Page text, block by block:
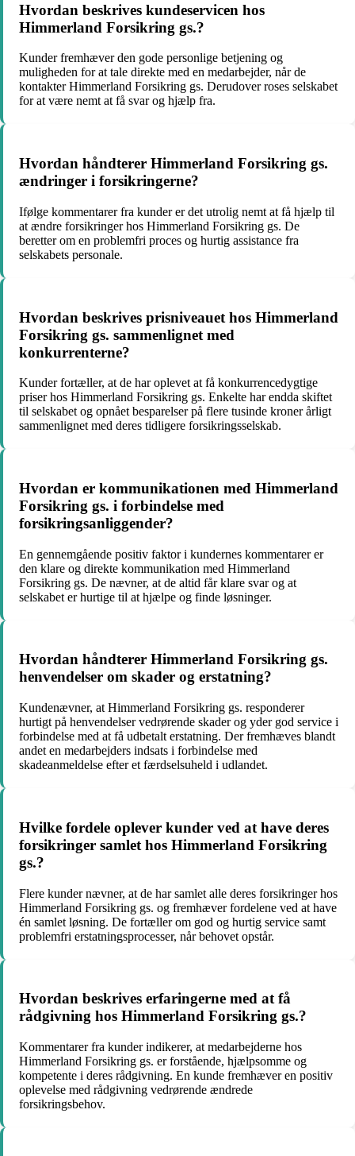
Hvordan beskrives kundeservicen hos
Himmerland Forsikring gs.?
Kunder fremhæver den gode personlige betjening og
muligheden for at tale direkte med en medarbejder, når de
kontakter Himmerland Forsikring gs. Derudover roses selskabet
for at være nemt at få svar og hjælp fra.
Hvordan håndterer Himmerland Forsikring gs.
ændringer i forsikringerne?
Ifølge kommentarer fra kunder er det utrolig nemt at få hjælp til
at ændre forsikringer hos Himmerland Forsikring gs. De
beretter om en problemfri proces og hurtig assistance fra
selskabets personale.
Hvordan beskrives prisniveauet hos Himmerland
Forsikring gs. sammenlignet med
konkurrenterne?
Kunder fortæller, at de har oplevet at få konkurrencedygtige
priser hos Himmerland Forsikring gs. Enkelte har endda skiftet
til selskabet og opnået besparelser på flere tusinde kroner årligt
sammenlignet med deres tidligere forsikringsselskab.
Hvordan er kommunikationen med Himmerland
Forsikring gs. i forbindelse med
forsikringsanliggender?
En gennemgående positiv faktor i kundernes kommentarer er
den klare og direkte kommunikation med Himmerland
Forsikring gs. De nævner, at de altid får klare svar og at
selskabet er hurtige til at hjælpe og finde løsninger.
Hvordan håndterer Himmerland Forsikring gs.
henvendelser om skader og erstatning?
Kundenævner, at Himmerland Forsikring gs. responderer
hurtigt på henvendelser vedrørende skader og yder god service i
forbindelse med at få udbetalt erstatning. Der fremhæves blandt
andet en medarbejders indsats i forbindelse med
skadeanmeldelse efter et færdselsuheld i udlandet.
Hvilke fordele oplever kunder ved at have deres
forsikringer samlet hos Himmerland Forsikring
gs.?
Flere kunder nævner, at de har samlet alle deres forsikringer hos
Himmerland Forsikring gs. og fremhæver fordelene ved at have
én samlet løsning. De fortæller om god og hurtig service samt
problemfri erstatningsprocesser, når behovet opstår.
Hvordan beskrives erfaringerne med at få
rådgivning hos Himmerland Forsikring gs.?
Kommentarer fra kunder indikerer, at medarbejderne hos
Himmerland Forsikring gs. er forstående, hjælpsomme og
kompetente i deres rådgivning. En kunde fremhæver en positiv
oplevelse med rådgivning vedrørende ændrede
forsikringsbehov.